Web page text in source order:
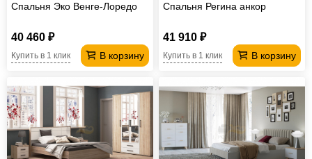
Спальня Эко Венге-Лоредо
40 460 ₽
В корзину
Купить в 1 клик
Спальня Регина анкор
41 910 ₽
В корзину
Купить в 1 клик